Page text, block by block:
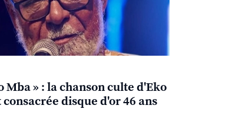
Mba » : la chanson culte d'Eko
consacrée disque d'or 46 ans